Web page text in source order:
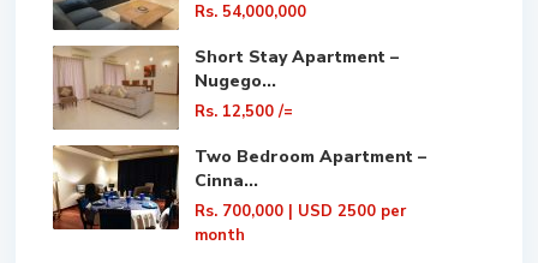
Rs. 54,000,000
Short Stay Apartment –
Nugego...
Rs. 12,500/=
Two Bedroom Apartment –
Cinna...
Rs. 700,000 | USD 2500 per
month